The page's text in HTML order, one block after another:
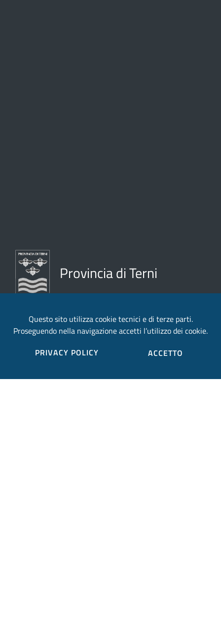
Provincia di Terni
Contatti
Viale della Stazione 1,
Trasparenza
Amministrazione
Note legali e
Questo sito utilizza cookie tecnici e di terze parti.
Proseguendo nella navigazione accetti l’utilizzo dei cookie.
PRIVACY POLICY
ACCETTO